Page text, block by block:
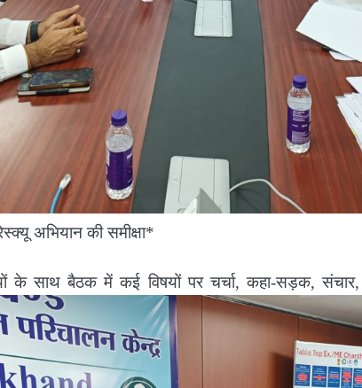
अभियान की समीक्षा*
के साथ बैठक में कई विषयों पर चर्चा, कहा-सड़क, संचार,